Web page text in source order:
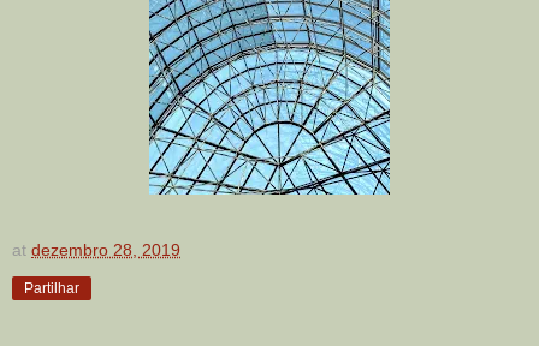
at dezembro 28, 2019
Partilhar